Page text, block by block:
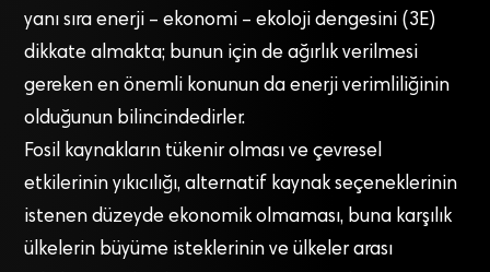
yanı sıra enerji – ekonomi – ekoloji dengesini (3E)
dikkate almakta; bunun için de ağırlık verilmesi
gereken en önemli konunun da enerji verimliliğinin
olduğunun bilincindedirler.
Fosil kaynakların tükenir olması ve çevresel
etkilerinin yıkıcılığı, alternatif kaynak seçeneklerinin
istenen düzeyde ekonomik olmaması, buna karşılık
ülkelerin büyüme isteklerinin ve ülkeler arası